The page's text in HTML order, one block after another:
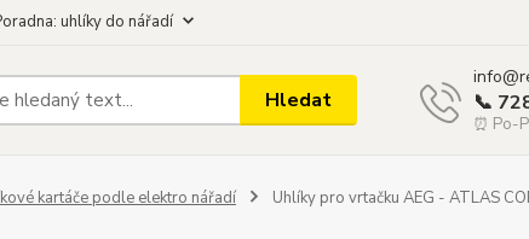
uhlíky do nářadí
Hledat 📞
⏰ Po-
kartáče podle elektro nářadí Uhlíky pro vrtačku AEG - ATLAS